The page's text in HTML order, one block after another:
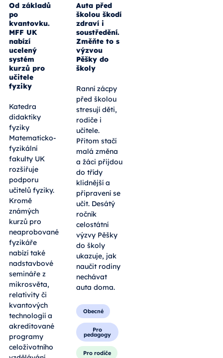
Od základů
po
kvantovku.
MFF UK
nabízí
ucelený
systém
kurzů pro
učitele
fyziky
Katedra
didaktiky
fyziky
Matematicko-
fyzikální
fakulty UK
rozšiřuje
podporu
učitelů fyziky.
Kromě
známých
kurzů pro
neaprobované
fyzikáře
nabízí také
nadstavbové
semináře z
mikrosvěta,
relativity či
kvantových
technologií a
akreditované
programy
celoživotního
Auta před
školou škodí
zdraví i
soustředění.
Změňte to s
výzvou
Pěšky do
školy
Ranní zácpy
před školou
stresují děti,
rodiče i
učitele.
Přitom stačí
malá změna
a žáci přijdou
do třídy
klidnější a
připravení se
učit. Desátý
ročník
celostátní
výzvy Pěšky
do školy
ukazuje, jak
naučit rodiny
nechávat
auta doma.
Obecné
Pro
pedagogy
Pro rodiče